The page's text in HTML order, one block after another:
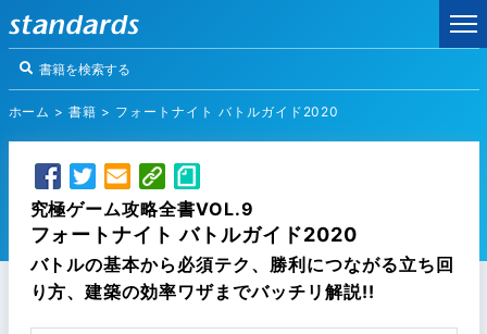
ホーム >書籍 > フォートナイト バトルガイド2020
究極ゲーム攻略全書VOL.9
フォートナイト バトルガイド2020
バトルの基本から必須テク、勝利につながる立ち回
り方、建築の効率ワザまでバッチリ解説!!